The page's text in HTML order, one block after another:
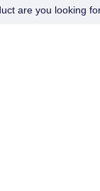
are you looking